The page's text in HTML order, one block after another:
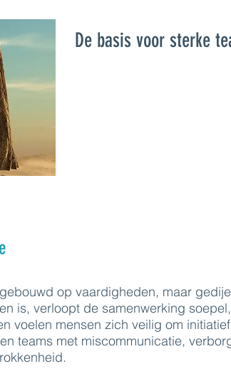
De basis voor sterke
op vaardigheden, maar
is, verloopt de samenwerking
voelen mensen zich veilig om
teams met miscommunicatie,